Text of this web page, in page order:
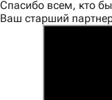
Спасибо всем, кто
Ваш старший